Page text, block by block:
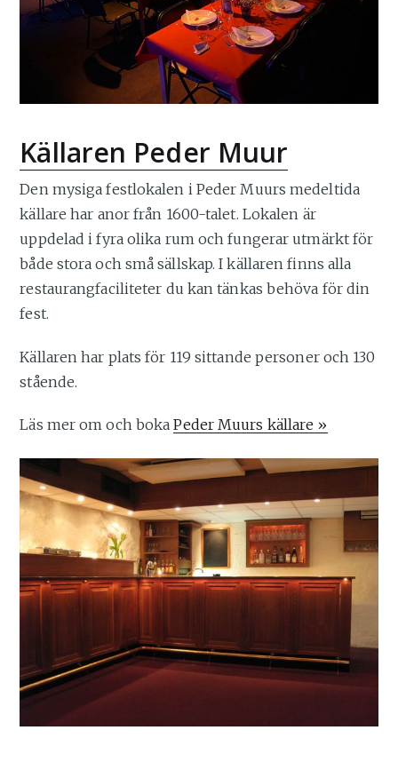
Källaren Peder Muur
Den mysiga festlokalen i Peder Muurs medeltida
källare har anor från 1600-talet. Lokalen är
uppdelad i fyra olika rum och fungerar utmärkt för
både stora och små sällskap. I källaren finns alla
restaurangfaciliteter du kan tänkas behöva för din
fest.
Källaren har plats för 119 sittande personer och 130
stående.
Läs mer om och bokaPeder Muurs källare »